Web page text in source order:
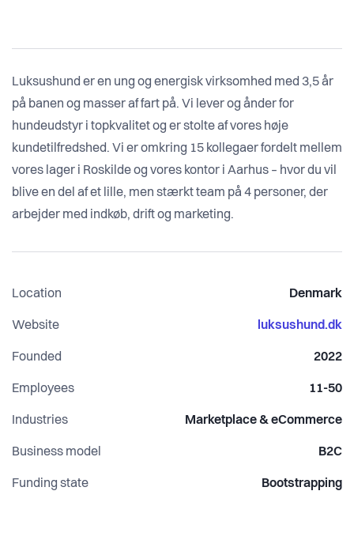
Luksushund er en ung og energisk virksomhed med 3,5 år
på banen og masser af fart på. Vi lever og ånder for
hundeudstyr i topkvalitet og er stolte af vores høje
kundetilfredshed. Vi er omkring 15 kollegaer fordelt mellem
vores lager i Roskilde og vores kontor i Aarhus – hvor du vil
blive en del af et lille, men stærkt team på 4 personer, der
arbejder med indkøb, drift og marketing.
Location Denmark
Website luksushund.dk
Founded 2022
Employees 11-50
Industries Marketplace & eCommerce
Business model B2C
Funding state Bootstrapping